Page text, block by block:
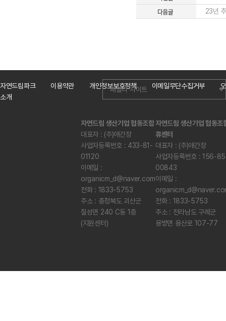
23년
자연드림파크
소개
이용약관 개인정보보호정책 이메일무단수집거부
자연드림 생산기업 협동조합
대표자 : (주)애간장
사업자등록번호 : 433-81-
01120
이메일 :
organicm_d@naver.com
전화 : 1833-5753
주소 : 충청북도 괴산군
칠성면 240 C동 1층
(지원센터)
자연드림 생산기업 협동조
휴센터
대표자 : (주)애간장
사업자등록번호 : 156-
00843
이메일 :
전화 : 1833-5753
주소 : 전라남도 구례군
용방면 용산로 107-77